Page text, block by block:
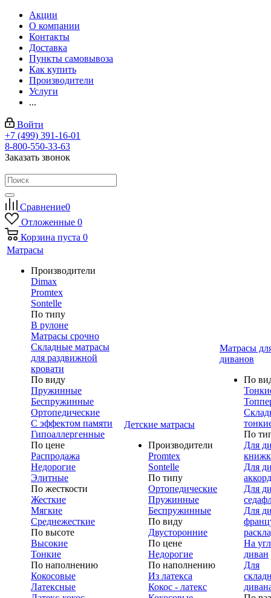
Акции
О компании
Контакты
Доставка
Пункты самовывоза
Как купить
Производители
Услуги
...
Войти
+7 (499) 391-16-01
8-800-550-33-63
Заказать звонок
Сравнение0
Отложенные 0
Корзина пуста 0
Матрасы
Производители
Dimax
Promtex
Sontelle
По типу
В рулоне
Матрасы срочно
Складные матрасы
для раздвижной
кровати
По виду
Пружинные
Беспружинные
Ортопедические
С эффектом памяти
Гипоаллергенные
По цене
Распродажа
Недорогие
Элитные
По жесткости
Жесткие
Мягкие
Среднежесткие
По высоте
Высокие
Тонкие
По наполнению
Кокосовые
Латексные
Детские матрасы
Производители
Promtex
Sontelle
По типу
Ортопедические
Пружинные
Беспружинные
По виду
Двусторонние
По цене
Недорогие
По наполнению
Из латекса
Кокос - латекс
Матрасы
диванов
По
По
Для
Для
Для
Для
На
диван
Для